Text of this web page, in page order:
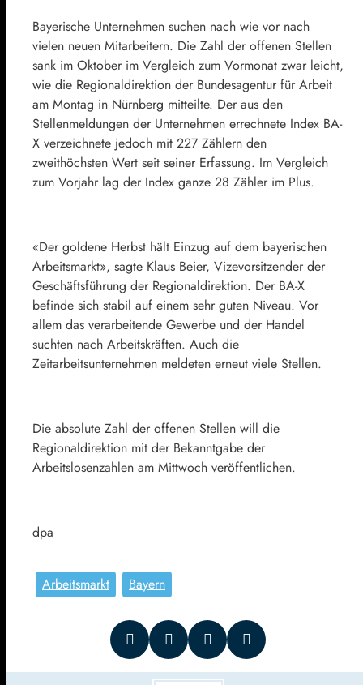
Bayerische Unternehmen suchen nach wie vor nach
vielen neuen Mitarbeitern. Die Zahl der offenen Stellen
sank im Oktober im Vergleich zum Vormonat zwar leicht,
wie die Regionaldirektion der Bundesagentur für Arbeit
am Montag in Nürnberg mitteilte. Der aus den
Stellenmeldungen der Unternehmen errechnete Index BA-
X verzeichnete jedoch mit 227 Zählern den
zweithöchsten Wert seit seiner Erfassung. Im Vergleich
zum Vorjahr lag der Index ganze 28 Zähler im Plus.
«Der goldene Herbst hält Einzug auf dem bayerischen
Arbeitsmarkt», sagte Klaus Beier, Vizevorsitzender der
Geschäftsführung der Regionaldirektion. Der BA-X
befinde sich stabil auf einem sehr guten Niveau. Vor
allem das verarbeitende Gewerbe und der Handel
suchten nach Arbeitskräften. Auch die
Zeitarbeitsunternehmen meldeten erneut viele Stellen.
Die absolute Zahl der offenen Stellen will die
Regionaldirektion mit der Bekanntgabe der
Arbeitslosenzahlen am Mittwoch veröffentlichen.
dpa
Arbeitsmarkt Bayern